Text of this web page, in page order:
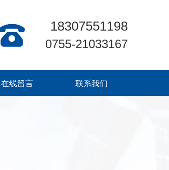
18307551198
0755-21033167
在线留言 联系我们